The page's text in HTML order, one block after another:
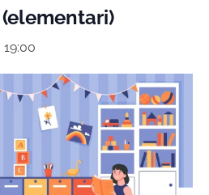
19:00